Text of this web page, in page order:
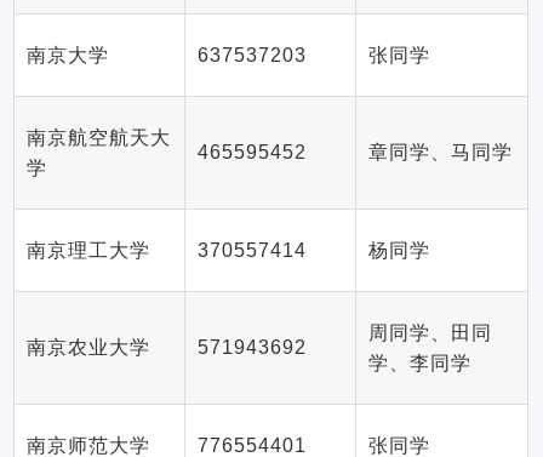
南京大学 637537203 张同学
南京航空航天大
学
465595452 章同学、马同学
南京理工大学 370557414 杨同学
南京农业大学 571943692
周同学、田同
学、李同学
南京师范大学 776554401 张同学